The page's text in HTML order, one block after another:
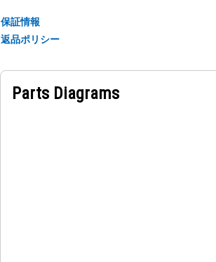
保証情報
返品ポリシー
Parts Diagrams